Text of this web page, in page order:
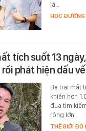
là…
HỌC ĐƯỜNG
tích suốt 13
phát hiện dấu
Bé trai mất
khiến hơn
đua tìm
rộng lớn.
THẾ GIỚI ĐÓ